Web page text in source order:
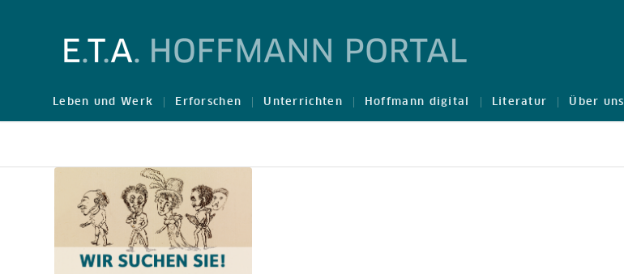
Leben und Werk Erforschen Unterrichten Hoffmann digital Literatur Über uns